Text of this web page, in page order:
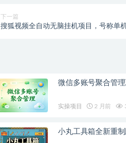
下一篇
搜狐视频全自动无脑挂机项目，号称单
微信多账号聚合管
实操项目 2 月前
小丸工具箱全新重制